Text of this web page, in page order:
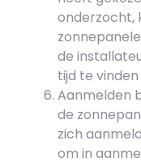
onderzocht,
de
tijd te
Aanmelden
de
zich
om in